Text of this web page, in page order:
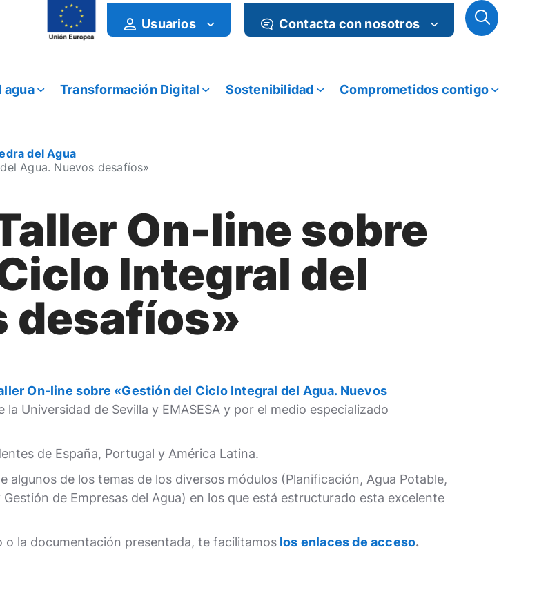
Usuarios Contacta con nosotros
agua Transformación Digital Sostenibilidad Comprometidos contigo
del Agua
Agua. Nuevos desafíos»
On-line sobre
Integral del
desafíos»
On-line sobre «Gestión del Ciclo Integral del Agua. Nuevos
la Universidad de Sevilla y EMASESA y por el medio especializado
de España, Portugal y América Latina.
algunos de los temas de los diversos módulos (Planificación, Agua Potable,
de Empresas del Agua) en los que está estructurado esta excelente
o la documentación presentada, te facilitamos los enlaces de acceso.